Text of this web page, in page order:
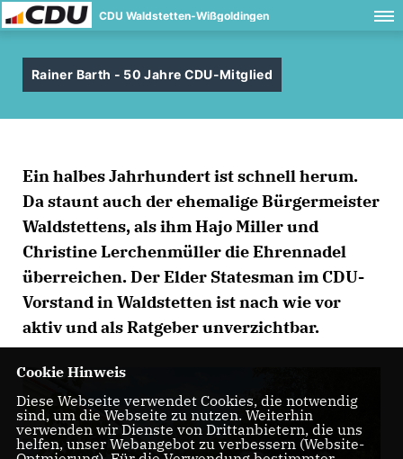
CDU Waldstetten-Wißgoldingen
Rainer Barth - 50 Jahre CDU-Mitglied
Ein halbes Jahrhundert ist schnell herum.
Da staunt auch der ehemalige Bürgermeister
Waldstettens, als ihm Hajo Miller und
Christine Lerchenmüller die Ehrennadel
überreichen. Der Elder Statesman im CDU-
Vorstand in Waldstetten ist nach wie vor
aktiv und als Ratgeber unverzichtbar.
Cookie Hinweis
Diese Webseite verwendet Cookies, die notwendig
sind, um die Webseite zu nutzen. Weiterhin
verwenden wir Dienste von Drittanbietern, die uns
helfen, unser Webangebot zu verbessern (Website-